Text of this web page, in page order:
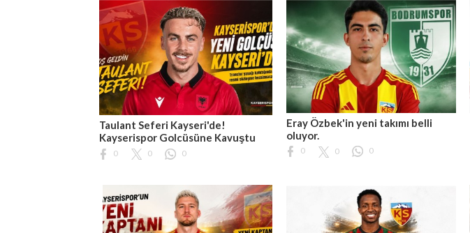
Taulant Seferi Kayseri'de!
Kayserispor Golcüsüne Kavuştu
0 0 0
Eray Özbek'in yeni takımı belli
oluyor.
0 0 0